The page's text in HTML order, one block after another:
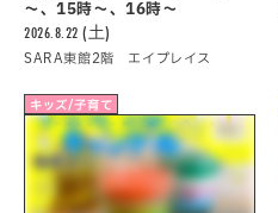
～、15時～、16時～
2026.8.22 (土)
SARA東館2階 エイプレイス
キッズ/子育て